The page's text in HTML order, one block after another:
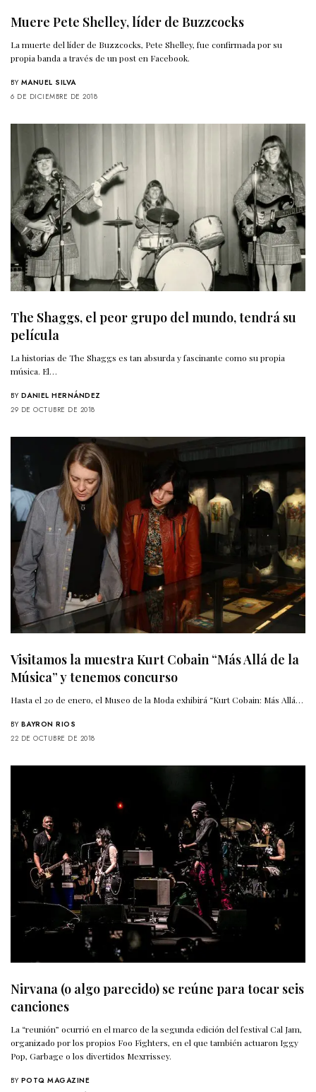
Muere Pete Shelley, líder de Buzzcocks
La muerte del líder de Buzzcocks, Pete Shelley, fue confirmada por su
propia banda a través de un post en Facebook.
BY MANUEL SILVA
6 DE DICIEMBRE DE 2018
The Shaggs, el peor grupo del mundo, tendrá su
película
La historias de The Shaggs es tan absurda y fascinante como su propia
música. El…
BY DANIEL HERNÁNDEZ
29 DE OCTUBRE DE 2018
Visitamos la muestra Kurt Cobain “Más Allá de la
Música” y tenemos concurso
Hasta el 20 de enero, el Museo de la Moda exhibirá “Kurt Cobain: Más Allá…
BY BAYRON RIOS
22 DE OCTUBRE DE 2018
Nirvana (o algo parecido) se reúne para tocar seis
canciones
La “reunión” ocurrió en el marco de la segunda edición del festival Cal Jam,
organizado por los propios Foo Fighters, en el que también actuaron Iggy
Pop, Garbage o los divertidos Mexrrissey.
BY POTQ MAGAZINE